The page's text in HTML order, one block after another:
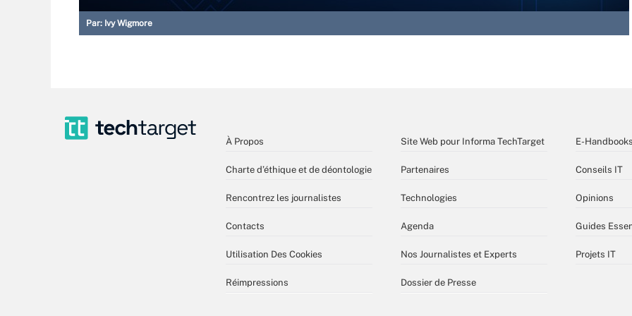
Par: Ivy Wigmore
À Propos
Charte d’éthique et de déontologie
Rencontrez les journalistes
Contacts
Utilisation Des Cookies
Réimpressions
Site Web pour Informa TechTarget
Partenaires
Technologies
Agenda
Nos Journalistes et Experts
Dossier de Presse
E-Handbooks
Conseils IT
Opinions
Guides
Projets IT